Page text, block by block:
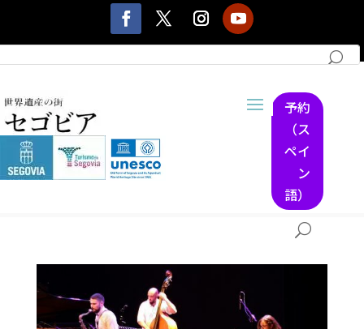
予約
（ス
ペイ
ン
語）